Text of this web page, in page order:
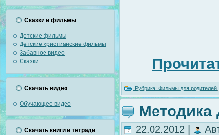
Сказки и фильмы
Детские фильмы
Детские христианские фильмы
Забавное видео
Сказки
Скачать видео
Обучающее видео
Скачать книги и тетради
Рубрика: Фильмы для родителей
Методика
22.02.2012 |